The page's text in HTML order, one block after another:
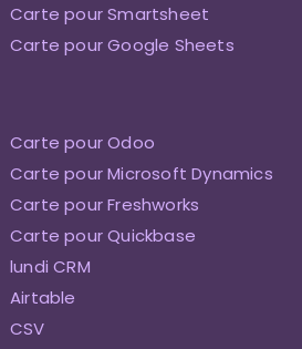
Carte pour Smartsheet
Carte pour Google Sheets
Carte pour Odoo
Carte pour Microsoft Dynamics
Carte pour Freshworks
Carte pour Quickbase
lundi CRM
Airtable
CSV